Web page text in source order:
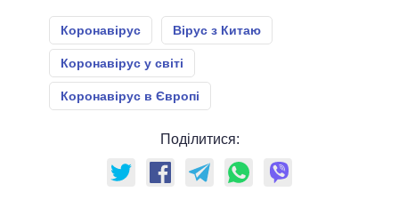
Коронавірус Вірус з Китаю
Коронавірус у світі
Коронавірус в Європі
Поділитися: